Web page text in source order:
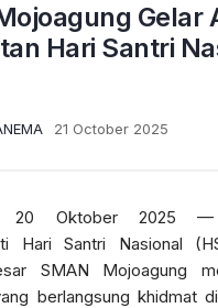
Gelar
Hari Santri
21 October 2025
20 Oktober 2025 —
Hari Santri Nasional
SMAN Mojoagung
berlangsung khidmat